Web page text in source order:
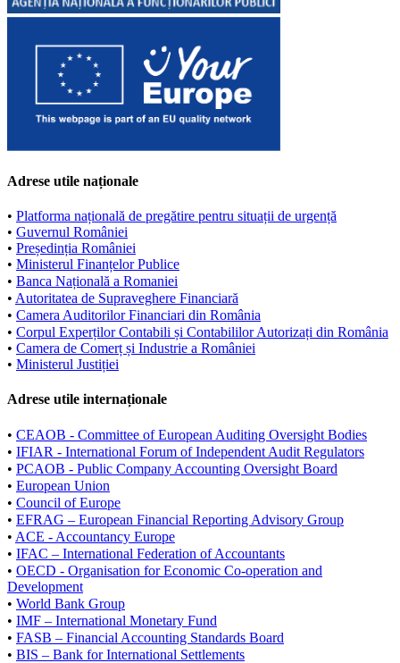
Adrese utile naționale
• Platforma națională de pregătire pentru situații de urgență
• Guvernul României
• Președinția României
• Ministerul Finanțelor Publice
• Banca Națională a Romaniei
• Autoritatea de Supraveghere Financiară
• Camera Auditorilor Financiari din România
• Corpul Experților Contabili și Contabililor Autorizați din România
• Camera de Comerț și Industrie a României
• Ministerul Justiției
Adrese utile internaționale
• CEAOB - Committee of European Auditing Oversight Bodies
• IFIAR - International Forum of Independent Audit Regulators
• PCAOB - Public Company Accounting Oversight Board
• European Union
• Council of Europe
• EFRAG – European Financial Reporting Advisory Group
• ACE - Accountancy Europe
• IFAC – International Federation of Accountants
• OECD - Organisation for Economic Co-operation and
Development
• World Bank Group
• IMF – International Monetary Fund
• FASB – Financial Accounting Standards Board
• BIS – Bank for International Settlements